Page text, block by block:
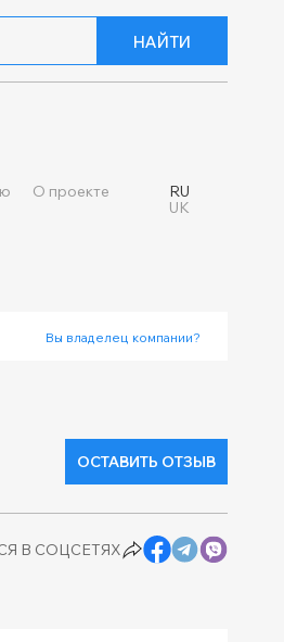
НАЙТИ
О проекте
RU
UK
Вы владелец компании?
ОСТАВИТЬ ОТЗЫВ
В СОЦСЕТЯХ